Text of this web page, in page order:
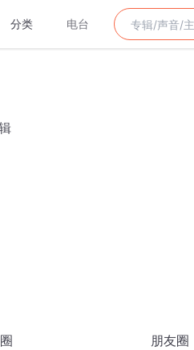
分类 电台
朋友圈